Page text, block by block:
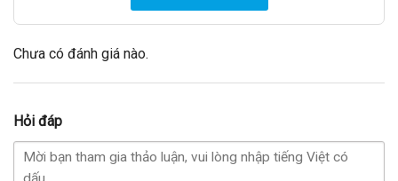
Chưa có đánh giá nào.
Hỏi đáp